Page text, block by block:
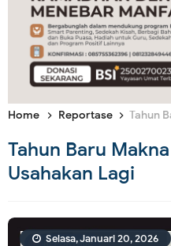
Home Reportase Tahun
Tahun Baru
Usahakan Lagi
Selasa, Januari 20, 2026